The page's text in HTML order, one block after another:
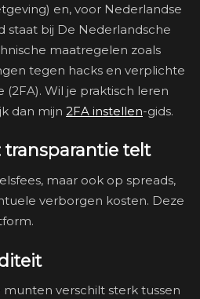
en, voor Nederlandse
staat bij De Nederlandsche
maatregelen zoals
tegen hacks en verplichte
Wil je praktisch leren
dan mijn 2FA instellen-gids.
transparantie telt
maar ook op spreads,
verborgen kosten. Deze
verschilt sterk tussen